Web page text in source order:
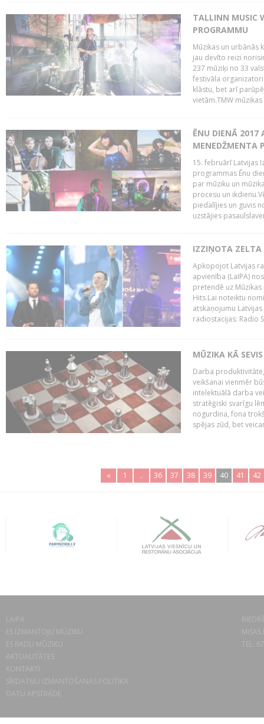
TALLINN MUSIC
PROGRAMMU
Mūzikas un urbānās
jau devīto reizi
237 mūziķi no 33
festivāla
klāstu, bet arī
vietām.TMW
ĒNU DIENĀ 2017
MENEDŽMENTA
15. februārī Latvijas
programmas Ēnu
par mūziku un
procesu un
piedalījies un guvis
uzstājies
IZZIŅOTA ZELTA
Apkopojot Latvijas
apvienība (LaIPA)
pretendē uz
Hits.Lai noteiktu
atskaņojumu
radiostacijas: Radio
MŪZIKA KĀ
Darba
veikšanai vienmēr
intelektuālā darba
stratēģiski svarīgu
nogurdina, fona
spējas zūd, bet
« 1 .. 36 37 38 39 40 41 42
LAIPA
ES IZMANTOJU MŪZIKU
ES RADU MŪZIKU
AKTUALITĀTES
KONTAKTI
SĪKDATŅU IZMANTOŠANAS POLITIKA
DATU APSTRĀDE
TEL.